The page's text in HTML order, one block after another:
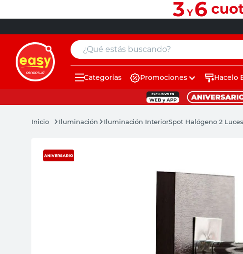
¿Qué estás buscando?
Categorías Promociones Hacelo
Iluminación Iluminación InteriorSpot Halógeno 2
muebles